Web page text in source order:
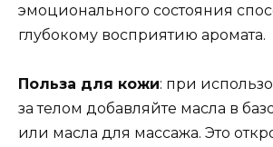
эмоционального состояния
глубокому восприятию аромата.
Польза для кожи: при
за телом добавляйте масла в
или масла для массажа. Это